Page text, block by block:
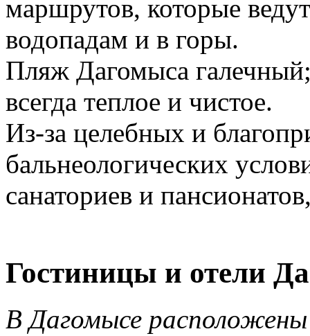
маршрутов, которые
водопадам и в горы.
Пляж Дагомыса
всегда теплое и чистое.
Из-за целебных и
бальнеологических
санаториев и
Гостиницы и отели
В Дагомысе